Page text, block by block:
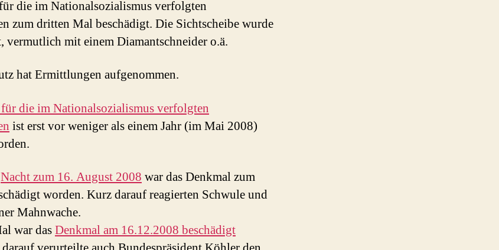
die im Nationalsozialismus verfolgten
zum dritten Mal beschädigt. Die Sichtscheibe wurde
vermutlich mit einem Diamantschneider o.ä.
hat Ermittlungen aufgenommen.
die im Nationalsozialismus verfolgten
ist erst vor weniger als einem Jahr (im Mai 2008)
Nacht zum 16. August 2008 war das Denkmal zum
worden. Kurz darauf reagierten Schwule und
Mahnwache.
war dasDenkmal am 16.12.2008 beschädigt